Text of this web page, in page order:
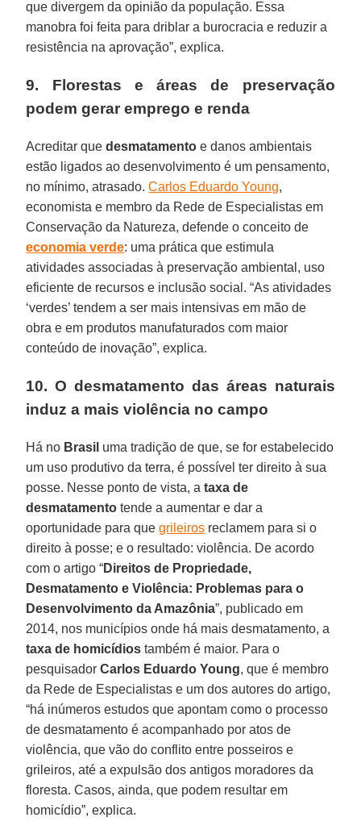
que divergem da opinião da população. Essa
manobra foi feita para driblar a burocracia e reduzir a
resistência na aprovação”, explica.
9. Florestas e áreas de preservação
podem gerar emprego e renda
Acreditar quedesmatamento e danos ambientais
estão ligados ao desenvolvimento é um pensamento,
no mínimo, atrasado.Carlos Eduardo Young,
economista e membro da Rede de Especialistas em
Conservação da Natureza, defende o conceito de
economia verde: uma prática que estimula
atividades associadas à preservação ambiental, uso
eficiente de recursos e inclusão social. “As atividades
‘verdes’ tendem a ser mais intensivas em mão de
obra e em produtos manufaturados com maior
conteúdo de inovação”, explica.
10. O desmatamento das áreas naturais
induz a mais violência no campo
Há no Brasil uma tradição de que, se for estabelecido
um uso produtivo da terra, é possível ter direito à sua
posse. Nesse ponto de vista, ataxa de
desmatamento tende a aumentar e dar a
oportunidade para quegrileiros reclamem para si o
direito à posse; e o resultado: violência. De acordo
com o artigo “Direitos de Propriedade,
Desmatamento e Violência: Problemas para o
Desenvolvimento da Amazônia”, publicado em
2014, nos municípios onde há mais desmatamento, a
taxa de homicídios também é maior. Para o
pesquisadorCarlos Eduardo Young, que é membro
da Rede de Especialistas e um dos autores do artigo,
“há inúmeros estudos que apontam como o processo
de desmatamento é acompanhado por atos de
violência, que vão do conflito entre posseiros e
grileiros, até a expulsão dos antigos moradores da
floresta. Casos, ainda, que podem resultar em
homicídio”, explica.